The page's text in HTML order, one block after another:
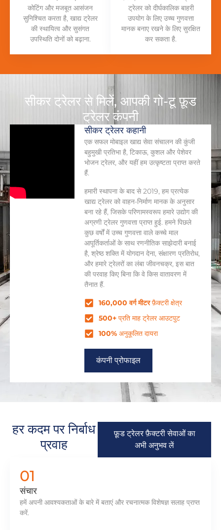
कोटिंग और मजबूत आसंजन
सुनिश्चित करता है, खाद्य ट्रेलर
की स्थायित्व और सुसंगत
उपस्थिति दोनों को बढ़ाना.
ट्रेलर को दीर्घकालिक बाहरी
उपयोग के लिए उच्च गुणवत्ता
मानक बनाए रखने के लिए सुरक्षित
कर सकता है.
सीकर ट्रेलर से मिलें, आपकी गो-टू फ़ूड
ट्रेलर कंपनी
सीकर ट्रेलर कहानी
एक सफल मोबाइल खाद्य सेवा संचालन की कुंजी
बहुमुखी प्रतिभा है, टिकाऊ, कुशल और पेशेवर
भोजन ट्रेलर, और यहीं हम उत्कृष्टता प्राप्त करते
हैं.
हमारी स्थापना के बाद से 2019, हम प्रत्येक
खाद्य ट्रेलर को वाहन-निर्माण मानक के अनुसार
बना रहे हैं, जिसके परिणामस्वरूप हमारे उद्योग की
अग्रणी ट्रेलर गुणवत्ता प्राप्त हुई. हमने पिछले
कुछ वर्षों में उच्च गुणवत्ता वाले कच्चे माल
आपूर्तिकर्ताओं के साथ रणनीतिक साझेदारी बनाई
है, श्रेष्ठ शक्ति में योगदान देना, संक्षारण प्रतिरोध,
और हमारे ट्रेलरों का लंबा जीवनचक्र, इस बात
की परवाह किए बिना कि वे किस वातावरण में
तैनात हैं.
160,000 वर्ग मीटरफ़ैक्टरी क्षेत्र
500+ प्रति माह ट्रेलर आउटपुट
100% अनुकूलित दायरा
कंपनी प्रोफाइल
हर कदम पर निर्बाध
प्रवाह
फ़ूड ट्रेलर फ़ैक्टरी सेवाओं का
अभी अनुभव लें
01
संचार
हमें अपनी आवश्यकताओं के बारे में बताएं और रचनात्मक विशेषज्ञ सलाह प्राप्त
करें.